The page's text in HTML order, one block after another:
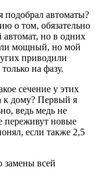
подобрал автоматы?
о том, обязательно
автомат, но в одних
мощный, но мой
приводили
на фазу.
сечение у этих
к дому? Первый я
ведь медь не
переживут новые
если также 2,5
всей